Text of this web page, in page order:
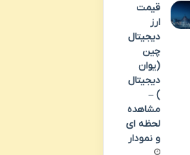
قیمت
ارز
دیجیتال
چین
(یوان
دیجیتال
) –
مشاهده
لحظه ای
و نمودار